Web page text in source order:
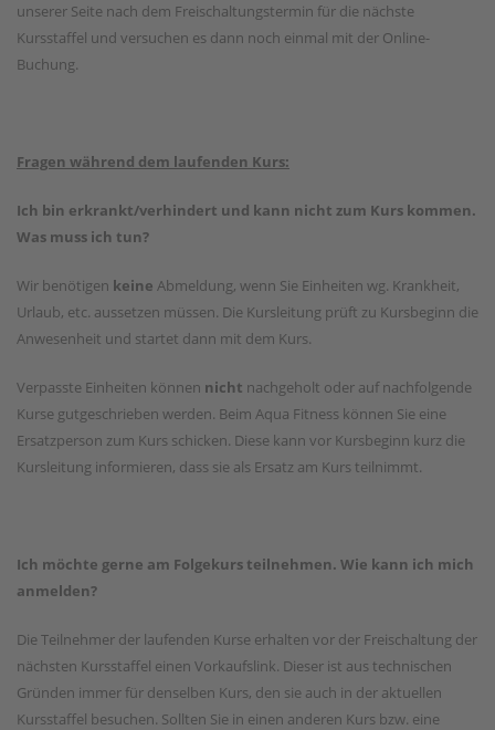
unserer Seite nach dem Freischaltungstermin für die nächste
Kursstaffel und versuchen es dann noch einmal mit der Online-
Buchung.
Fragen während dem laufenden Kurs:
Ich bin erkrankt/verhindert und kann nicht zum Kurs kommen.
Was muss ich tun?
Wir benötigen keine Abmeldung, wenn Sie Einheiten wg. Krankheit,
Urlaub, etc. aussetzen müssen. Die Kursleitung prüft zu Kursbeginn die
Anwesenheit und startet dann mit dem Kurs.
Verpasste Einheiten können nicht nachgeholt oder auf nachfolgende
Kurse gutgeschrieben werden. Beim Aqua Fitness können Sie eine
Ersatzperson zum Kurs schicken. Diese kann vor Kursbeginn kurz die
Kursleitung informieren, dass sie als Ersatz am Kurs teilnimmt.
Ich möchte gerne am Folgekurs teilnehmen. Wie kann ich mich
anmelden?
Die Teilnehmer der laufenden Kurse erhalten vor der Freischaltung der
nächsten Kursstaffel einen Vorkaufslink. Dieser ist aus technischen
Gründen immer für denselben Kurs, den sie auch in der aktuellen
Kursstaffel besuchen. Sollten Sie in einen anderen Kurs bzw. eine